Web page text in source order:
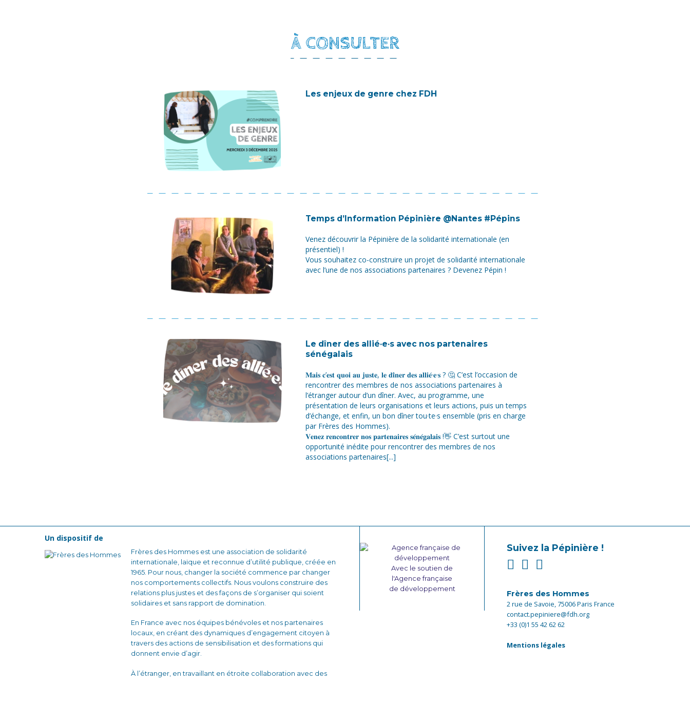
À CONSULTER
Les enjeux de genre chez FDH
Temps d’Information Pépinière @Nantes #Pépins
Venez découvrir la Pépinière de la solidarité internationale (en
présentiel) !
Vous souhaitez co-construire un projet de solidarité internationale
avec l’une de nos associations partenaires ? Devenez Pépin !
Le dîner des allié·e·s avec nos partenaires
sénégalais
𝐌𝐚𝐢𝐬 𝐜’𝐞𝐬𝐭 𝐪𝐮𝐨𝐢 𝐚𝐮 𝐣𝐮𝐬𝐭𝐞, 𝐥𝐞 𝐝𝐢̂𝐧𝐞𝐫 𝐝𝐞𝐬 𝐚𝐥𝐥𝐢𝐞́·𝐞·𝐬 ? 🤔 ­C’est l’occasion de
rencontrer des membres de nos associations partenaires à
l’étranger autour d’un dîner. Avec, au programme, une
présentation de leurs organisations et leurs actions, puis un temps
d’échange, et enfin, un bon dîner tou·te·s ensemble (pris en charge
par Frères des Hommes).
𝐕𝐞𝐧𝐞𝐳 𝐫𝐞𝐧𝐜𝐨𝐧𝐭𝐫𝐞𝐫 𝐧𝐨𝐬 𝐩𝐚𝐫𝐭𝐞𝐧𝐚𝐢𝐫𝐞𝐬 𝐬𝐞́𝐧𝐞́𝐠𝐚𝐥𝐚𝐢𝐬 !👋 C’est surtout une
opportunité inédite pour rencontrer des membres de nos
associations partenaires[...]
Un dispositif de
Frères des Hommes est une association de solidarité
internationale, laïque et reconnue d’utilité publique, créée en
1965. Pour nous, changer la société commence par changer
nos comportements collectifs. Nous voulons construire des
relations plus justes et des façons de s’organiser qui soient
solidaires et sans rapport de domination.
En France avec nos équipes bénévoles et nos partenaires
locaux, en créant des dynamiques d’engagement citoyen à
travers des actions de sensibilisation et des formations qui
donnent envie d’agir.
À l’étranger, en travaillant en étroite collaboration avec des
Avec le soutien de
l'Agence française
de développement
Suivez la Pépinière !
Frères des Hommes
2 rue de Savoie, 75006 Paris France
contact.pepiniere@fdh.org
+33 (0)1 55 42 62 62
Mentions légales